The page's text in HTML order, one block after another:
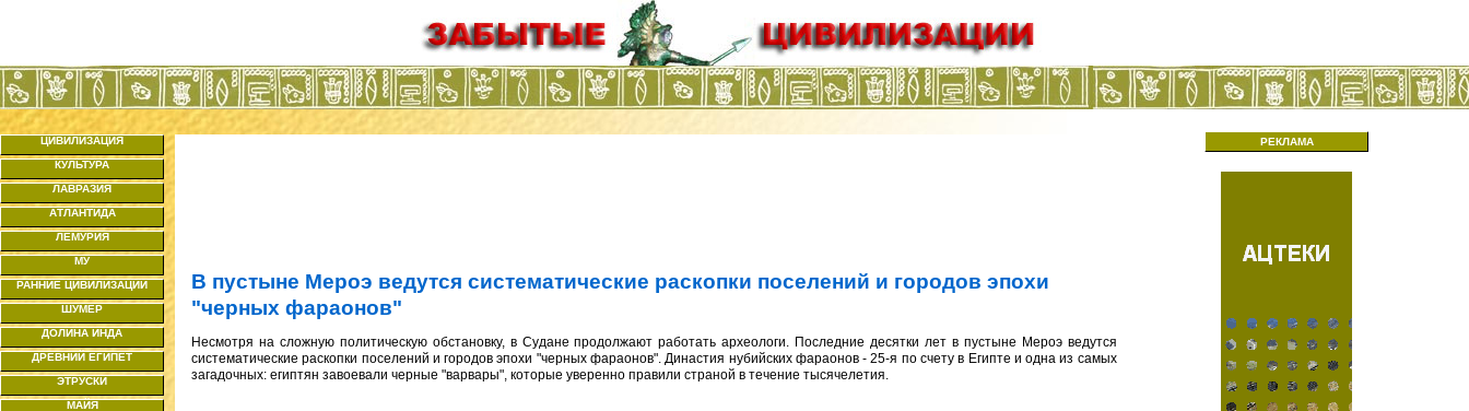
ЦИВИЛИЗАЦИЯ
КУЛЬТУРА
ЛАВРАЗИЯ
АТЛАНТИДА
ЛЕМУРИЯ
МУ
РАННИЕ ЦИВИЛИЗАЦИИ
ШУМЕР
ДОЛИНА ИНДА
ДРЕВНИЙ ЕГИПЕТ
ЭТРУСКИ
МАЙЯ
РЕКЛАМА
В пустыне Мероэ ведутся систематические раскопки поселений и городов эпохи
"черных фараонов"
Несмотря на сложную политическую обстановку, в Судане продолжают работать археологи. Последние десятки лет в пустыне Мероэ ведутся
систематические раскопки поселений и городов эпохи "черных фараонов". Династия нубийских фараонов - 25-я по счету в Египте и одна из самых
загадочных: египтян завоевали черные "варвары", которые уверенно правили страной в течение тысячелетия.